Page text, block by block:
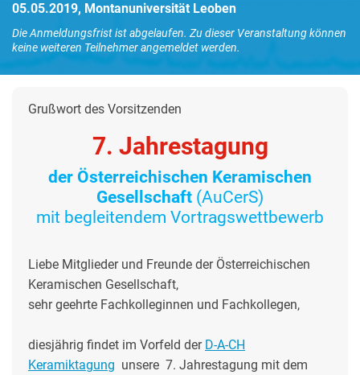
05.05.2019, Montanuniversität Leoben
Die Anmeldungsfrist ist abgelaufen. Zu dieser Veranstaltung können
keine weiteren Teilnehmer angemeldet werden.
Grußwort des Vorsitzenden
7. Jahrestagung
der Österreichischen Keramischen
Gesellschaft (AuCerS)
mit begleitendem Vortragswettbewerb
Liebe Mitglieder und Freunde der Österreichischen
Keramischen Gesellschaft,
sehr geehrte Fachkolleginnen und Fachkollegen,
diesjährig findet im Vorfeld der D-A-CH
Keramiktagung unsere 7. Jahrestagung mit dem